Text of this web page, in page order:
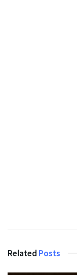
Related Posts